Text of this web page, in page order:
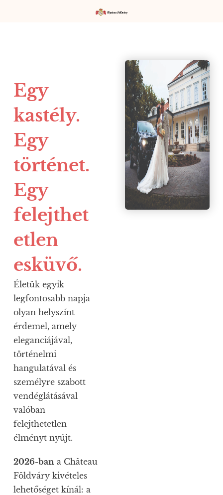
Egy
kastély.
Egy
történet.
Egy
felejthet
etlen
esküvő.
Életük egyik
legfontosabb napja
olyan helyszínt
érdemel, amely
eleganciájával,
történelmi
hangulatával és
személyre szabott
vendéglátásával
valóban
felejthetetlen
élményt nyújt.
2026-ban a Château
Földváry kivételes
lehetőséget kínál: a